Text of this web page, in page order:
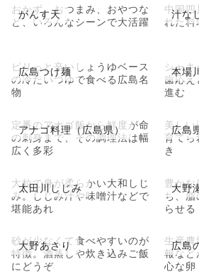
がんす天
おかず、おつまみ、おやつな
ど、いろんなシーンで大活躍
汁な
中国
れた
広島つけ麺
ピリっと辛いしょうゆベース
の冷たいつゆで食べる広島名
物
本場
シャ
歯応
進む
アナゴ料理（広島県）
定番のアナゴ飯から鮮度が命
の刺身まで、その調理法は幅
広く多彩
広島
美し
育てら
き
太田川しじみ
大粒で身が柔らかい大和しじ
み。しじみ汁や味噌汁などで
堪能あれ
大野
豊か
ち、
らせる
大野あさり
砂が少なくて食べやすいのが
特徴。酒蒸しや炊き込みご飯
にどうぞ
広島
生産農
報など
心な卵